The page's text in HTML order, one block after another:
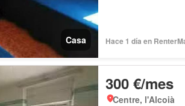
Casa Hace 1 día en
300 €/mes
Centre, l'Alcoià